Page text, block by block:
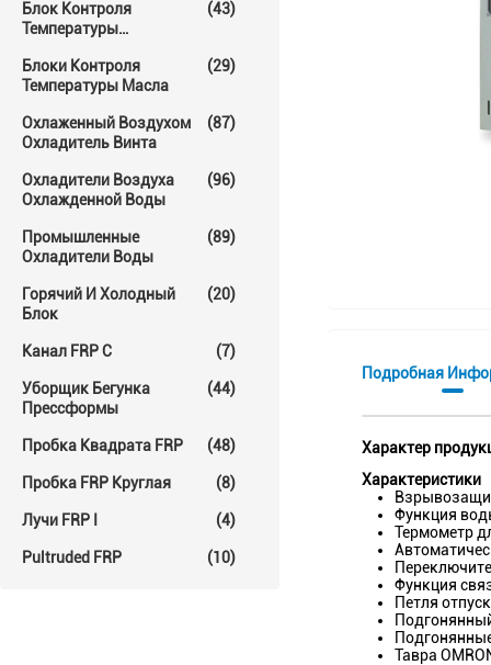
Блок Контроля
Температуры
(43)
Блоки Контроля
Температуры Масла
(29)
Охлаженный Воздухом
Охладитель Винта
(87)
Охладители Воздуха
Охлажденной Воды
(96)
Промышленные
Охладители Воды
(89)
Горячий И Холодный
Блок
(20)
Канал FRP C (7)
Уборщик Бегунка
Прессформы
(44)
Пробка Квадрата FRP (48)
Пробка FRP Круглая (8)
Лучи FRP I (4)
Pultruded FRP (10)
Подробная
Характер
Характеристики
Функция
Термометр
Функция
Петля
Тавра